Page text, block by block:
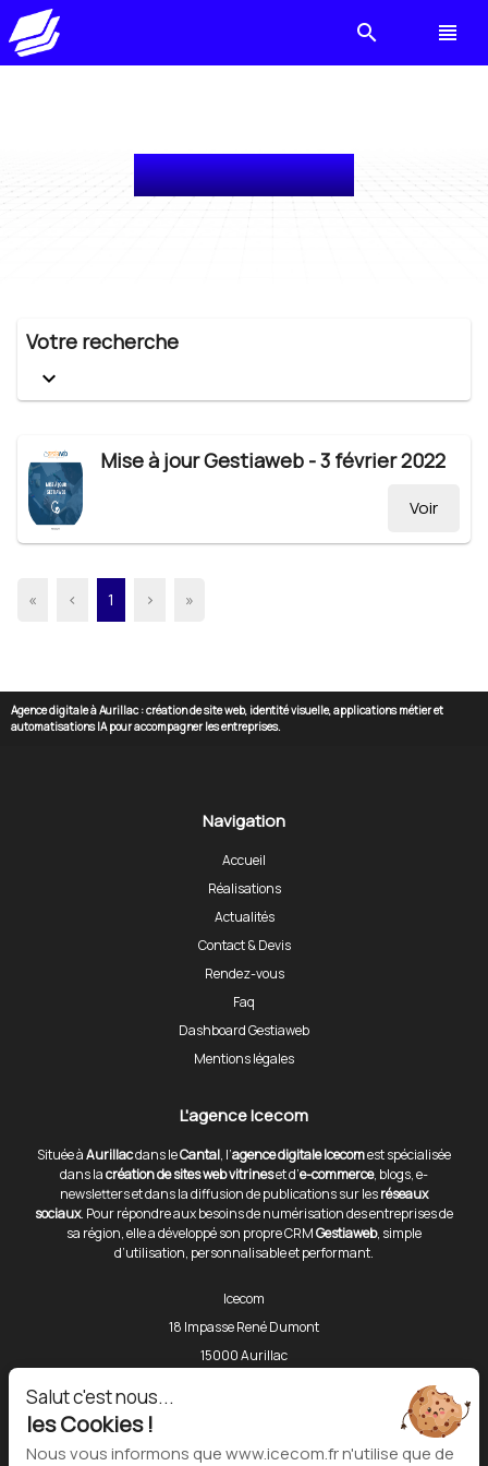
search view_headline
Liste des articles
Votre recherche
keyboard_arrow_down
Mise à jour Gestiaweb - 3 février 2022
Voir
« ‹ 1 › »
Agence digitale à Aurillac : création de site web, identité visuelle, applications métier et
automatisations IA pour accompagner les entreprises.
Navigation
Accueil
Réalisations
Actualités
Contact & Devis
Rendez-vous
Faq
Dashboard Gestiaweb
Mentions légales
L'agence Icecom
Située àAurillacdans leCantal, l’agence digitale Icecomest spécialisée
dans lacréation de sites web vitrineset d’e-commerce, blogs, e-
newsletters et dans la diffusion de publications sur lesréseaux
sociaux. Pour répondre aux besoins de numérisation des entreprises de
sa région, elle a développé son propre CRMGestiaweb, simple
d’utilisation, personnalisable et performant.
Icecom
18 Impasse René Dumont
15000 Aurillac
Salut c'est nous...
les Cookies !
Nous vous informons que www.icecom.fr n'utilise que de